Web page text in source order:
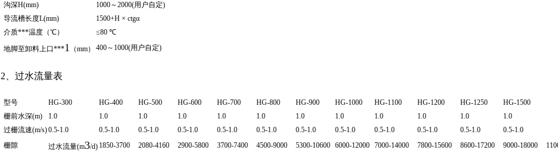
沟深H(mm)
1000～2000(用户自定)
导流槽长度L(mm)
1500+H × ctgα
介质***温度（℃）
≤80 ℃
地脚至卸料上口***1 （mm） 400～1000(用户自定)
2、过水流量表
型号 HG-300 HG-400 HG-500 HG-600 HG-700 HG-800 HG-900 HG-1000 HG-1100 HG-1200 HG-1250
HG-1500
栅前水深(m)
1.0 1.0 1.0 1.0 1.0 1.0 1.0 1.0 1.0 1.0 1.0
1.0
过栅流速(m/s)0.5-1.0 0.5-1.0 0.5-1.0 0.5-1.0 0.5-1.0 0.5-1.0 0.5-1.0 0.5-1.0 0.5-1.0 0.5-1.0 0.5-1.0
0.5-1.0
栅隙
过水流量(m3/d) 1850-3700 2080-4160 2900-5800 3700-7400 4500-9000 5300-10600 6000-12000 7000-14000 7800-15600 8600-17200 9000-18000